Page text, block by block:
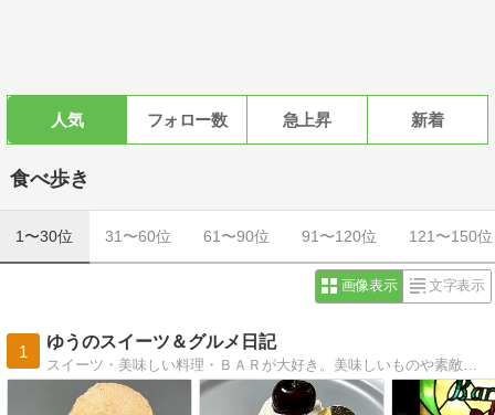
人気 フォロー数 急上昇 新着
食べ歩き
1〜30位 31〜60位 61〜90位 91〜120位 121〜150位
画像表示 文字表示
1
ゆうのスイーツ＆グルメ日記